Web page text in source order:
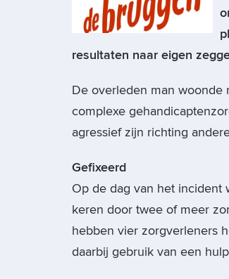
resultaten naar eigen
De overleden man woonde
complexe
agressief zijn richting
Gefixeerd
Op de dag van het incident
keren door twee of meer
hebben vier zorgverleners
daarbij gebruik van een